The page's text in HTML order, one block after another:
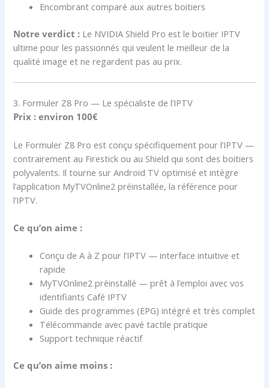
Encombrant comparé aux autres boitiers
Notre verdict : Le NVIDIA Shield Pro est le boitier IPTV
ultime pour les passionnés qui veulent le meilleur de la
qualité image et ne regardent pas au prix.
3. Formuler Z8 Pro — Le spécialiste de l’IPTV
Prix : environ 100€
Le Formuler Z8 Pro est conçu spécifiquement pour l’IPTV —
contrairement au Firestick ou au Shield qui sont des boitiers
polyvalents. Il tourne sur Android TV optimisé et intègre
l’application MyTVOnline2 préinstallée, la référence pour
l’IPTV.
Ce qu’on aime :
Conçu de A à Z pour l’IPTV — interface intuitive et
rapide
MyTVOnline2 préinstallé — prêt à l’emploi avec vos
identifiants Café IPTV
Guide des programmes (EPG) intégré et très complet
Télécommande avec pavé tactile pratique
Support technique réactif
Ce qu’on aime moins :